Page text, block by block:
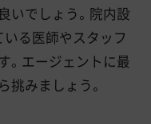
いでしょう。院内設
る医師やスタッフ
。エージェントに最
挑みましょう。